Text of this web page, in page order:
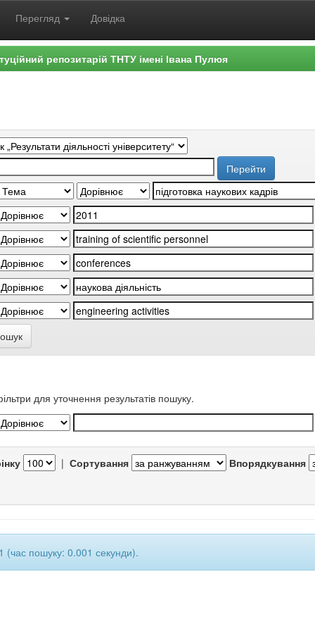
Перегляд Довідка
репозитарій ТНТУ імені Івана Пулюя
для уточнення результатів пошуку.
| Сортування Впорядкування
(час пошуку: 0.001 секунди).